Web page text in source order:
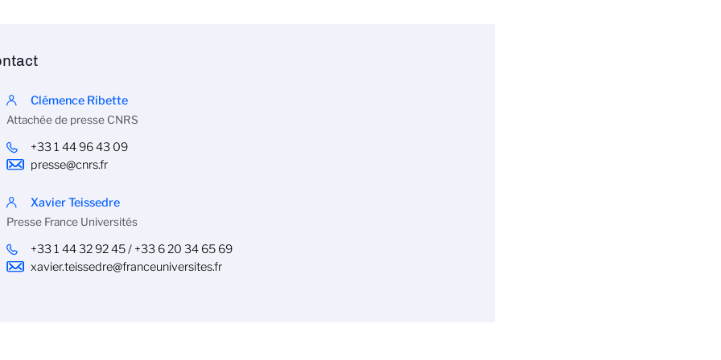
Clémence Ribette
Attachée de presse CNRS
+33 1 44 96 43 09
presse@cnrs.fr
Xavier Teissedre
Presse France Universités
+33 1 44 32 92 45 / +33 6 20 34 65 69
xavier.teissedre@franceuniversites.fr